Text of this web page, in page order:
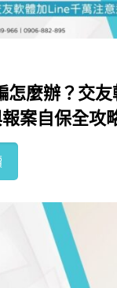
怎麼辦？交
案自保全攻